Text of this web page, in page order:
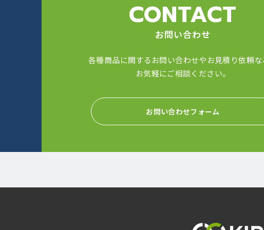
CONTACT
お問い合わせ
各種商品に関するお問い合わせやお見積り依頼な
お気軽にご相談ください。
お問い合わせフォーム